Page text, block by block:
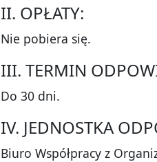
II. OPŁATY:
Nie pobiera się.
III. TERMIN
Do 30 dni.
IV. JEDNOSTKA
Biuro Współpracy z